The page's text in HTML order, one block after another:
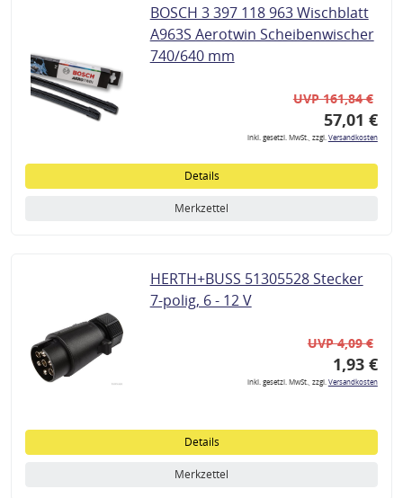
BOSCH 3 397 118 963 Wischblatt
A963S Aerotwin Scheibenwischer
740/640 mm
UVP 161,84 €
57,01 €
inkl. gesetzl. MwSt., zzgl.Versandkosten
Details
Merkzettel
HERTH+BUSS 51305528 Stecker
7-polig, 6 - 12 V
UVP 4,09 €
1,93 €
inkl. gesetzl. MwSt., zzgl.Versandkosten
Details
Merkzettel